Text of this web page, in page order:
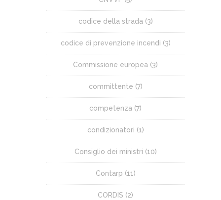
codice della strada (3)
codice di prevenzione incendi (3)
Commissione europea (3)
committente (7)
competenza (7)
condizionatori (1)
Consiglio dei ministri (10)
Contarp (11)
CORDIS (2)